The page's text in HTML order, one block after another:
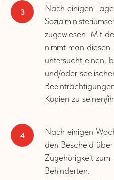
Nach einigen
zugewiesen. Mit
nimmt man diesen
untersucht einen,
und/oder
Kopien zu seinen/
Nach einigen
den Bescheid
Zugehörigkeit
Behinderten.